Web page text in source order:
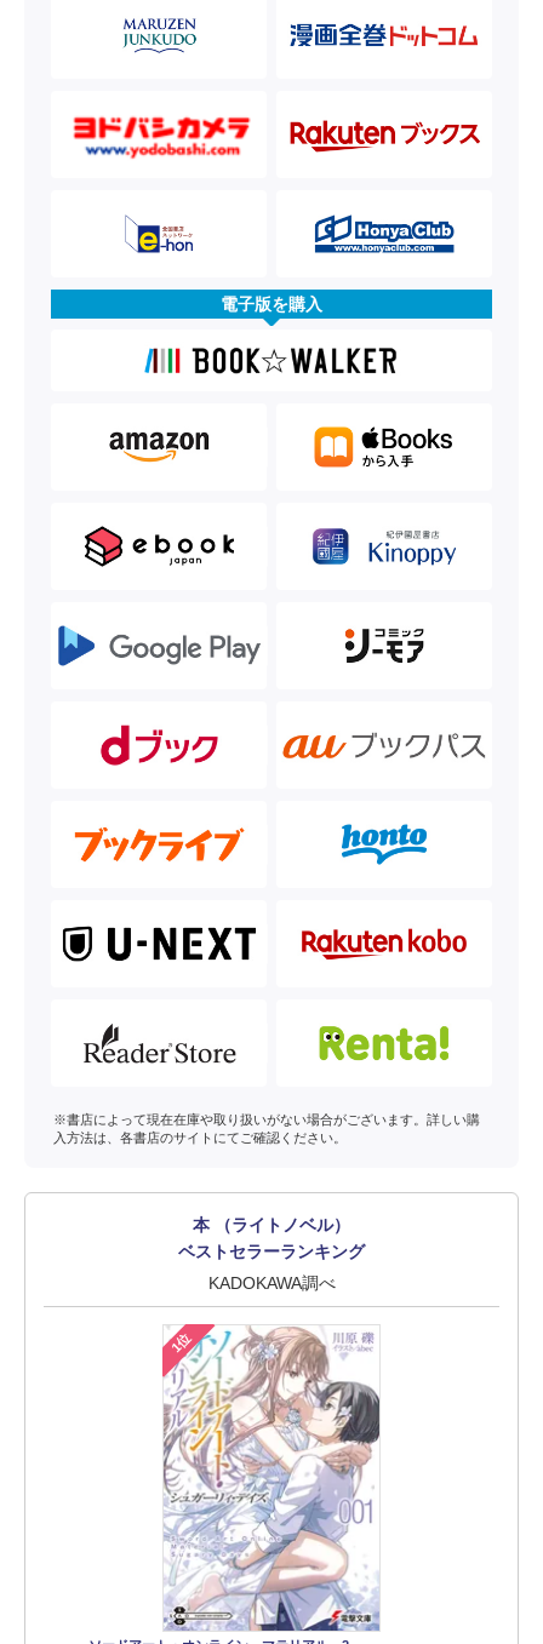
電子版を購入
※書店によって現在在庫や取り扱いがない場合がございます。詳しい購
入方法は、各書店のサイトにてご確認ください。
本 （ライトノベル）
ベストセラーランキング
KADOKAWA調べ
1位